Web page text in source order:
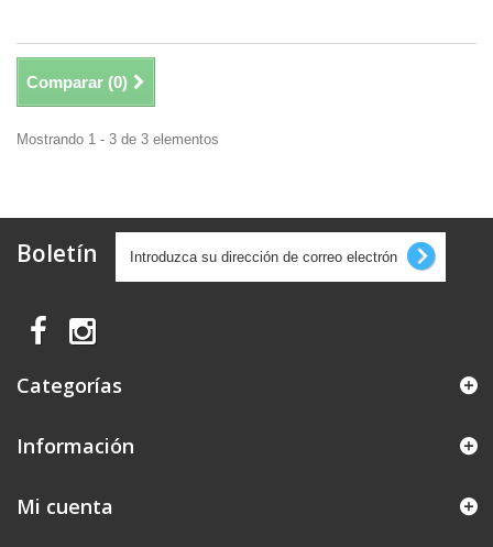
Comparar (0)
Mostrando 1 - 3 de 3 elementos
Boletín
Categorías
Información
Mi cuenta